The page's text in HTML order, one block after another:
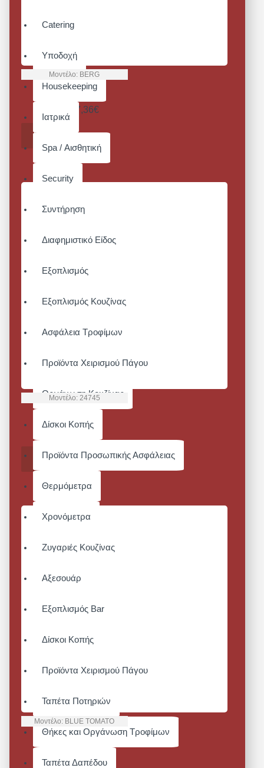
Catering
Υποδοχή
Housekeeping
Ιατρικά
Spa / Αισθητική
Security
Συντήρηση
Διαφημιστικό Είδος
Εξοπλισμός
Εξοπλισμός Κουζίνας
Ασφάλεια Τροφίμων
Προϊόντα Χειρισμού Πάγου
Οργάνωση Κουζίνας
Δίσκοι Κοπής
Προϊόντα Προσωπικής Ασφάλειας
Θερμόμετρα
Χρονόμετρα
Ζυγαριές Κουζίνας
Αξεσουάρ
Εξοπλισμός Bar
Δίσκοι Κοπής
Προϊόντα Χειρισμού Πάγου
Ταπέτα Ποτηριών
Θήκες και Οργάνωση Τροφίμων
Ταπέτα Δαπέδου
Μοντέλο: BERG
BERG
Από 17,36€
ΚΑΛΆΘΙ
Μοντέλο: 24745
ΚΑΛΆΘΙ
Μοντέλο: BLUE TOMATO
BLUE TOMATO